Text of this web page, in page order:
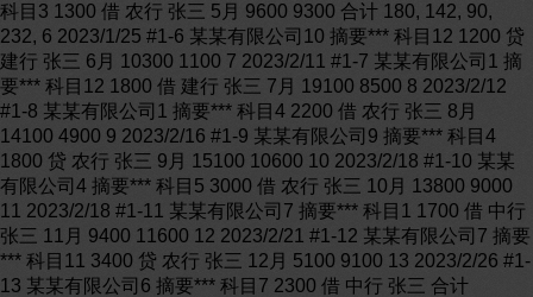
科目3 1300 借 农行 张三 5月 9600 9300 合计 180, 142, 90,
232, 6 2023/1/25 #1-6 某某有限公司10 摘要*** 科目12 1200 贷
建行 张三 6月 10300 1100 7 2023/2/11 #1-7 某某有限公司1 摘
要*** 科目12 1800 借 建行 张三 7月 19100 8500 8 2023/2/12
#1-8 某某有限公司1 摘要*** 科目4 2200 借 农行 张三 8月
14100 4900 9 2023/2/16 #1-9 某某有限公司9 摘要*** 科目4
1800 贷 农行 张三 9月 15100 10600 10 2023/2/18 #1-10 某某
有限公司4 摘要*** 科目5 3000 借 农行 张三 10月 13800 9000
11 2023/2/18 #1-11 某某有限公司7 摘要*** 科目1 1700 借 中行
张三 11月 9400 11600 12 2023/2/21 #1-12 某某有限公司7 摘要
*** 科目11 3400 贷 农行 张三 12月 5100 9100 13 2023/2/26 #1-
13 某某有限公司6 摘要*** 科目7 2300 借 中行 张三 合计